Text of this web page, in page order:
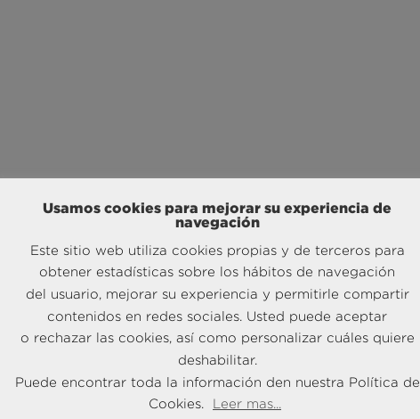
Usamos cookies para mejorar su experiencia de
navegación
Este sitio web utiliza cookies propias y de terceros para
obtener estadísticas sobre los hábitos de navegación
del usuario, mejorar su experiencia y permitirle compartir
contenidos en redes sociales. Usted puede aceptar
o rechazar las cookies, así como personalizar cuáles quiere
deshabilitar.
Puede encontrar toda la información den nuestra Política de
Cookies.
Leer mas...